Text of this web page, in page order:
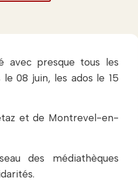
avec presque tous les
08 juin, les ados le 15
et de Montrevel-en-
des médiathèques